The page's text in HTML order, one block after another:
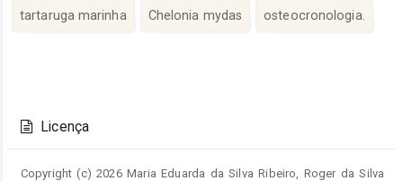
artigo
tartaruga marinha Chelonia mydas osteocronologia.
do
artigo
Licença
Copyright (c) 2026 Maria Eduarda da Silva Ribeiro, Roger da Silva